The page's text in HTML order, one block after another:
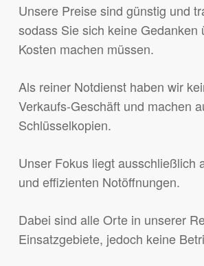
Unsere Preise sind günstig und
sodass Sie sich keine Gedanken
Kosten machen müssen.
Als reiner Notdienst haben wir
Verkaufs-Geschäft und machen
Schlüsselkopien.
Unser Fokus liegt ausschließlich
und effizienten Notöffnungen.
Dabei sind alle Orte in unserer
Einsatzgebiete, jedoch keine